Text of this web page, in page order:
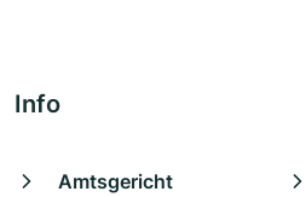
Info
Amtsgericht